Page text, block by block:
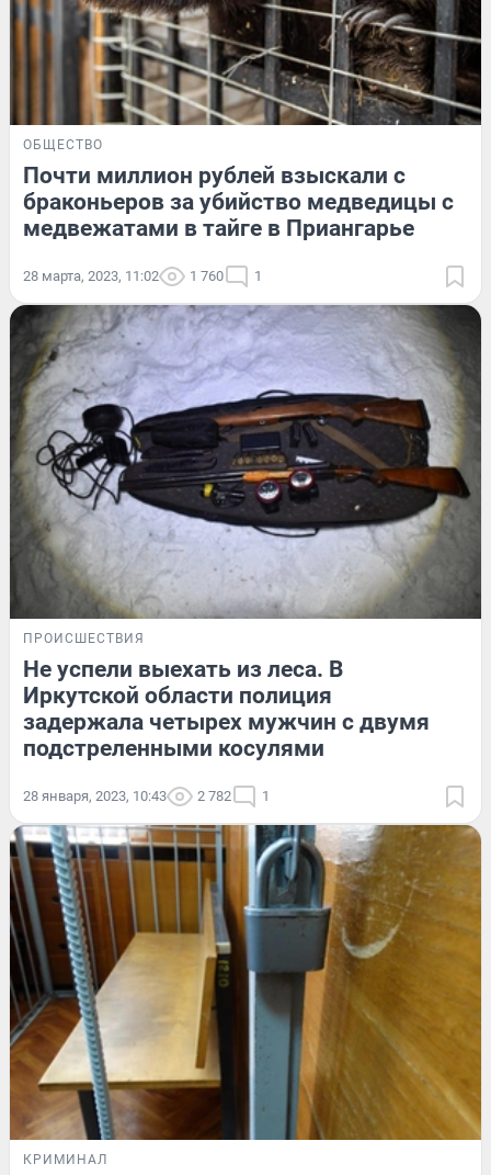
ОБЩЕСТВО
Почти миллион рублей взыскали с
браконьеров за убийство медведицы с
медвежатами в тайге в Приангарье
28 марта, 2023, 11:02 1 760 1
ПРОИСШЕСТВИЯ
Не успели выехать из леса. В
Иркутской области полиция
задержала четырех мужчин с двумя
подстреленными косулями
28 января, 2023, 10:43 2 782 1
КРИМИНАЛ